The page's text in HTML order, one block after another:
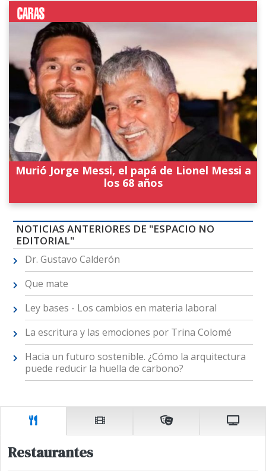
Murió Jorge Messi, el papá de Lionel Messi a
los 68 años
NOTICIAS ANTERIORES DE "ESPACIO NO
EDITORIAL"
Dr. Gustavo Calderón
Que mate
Ley bases - Los cambios en materia laboral
La escritura y las emociones por Trina Colomé
Hacia un futuro sostenible. ¿Cómo la arquitectura
puede reducir la huella de carbono?
Restaurantes